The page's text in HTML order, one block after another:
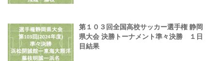
第１０３回全国高校サッカー選手権 静岡
県大会 決勝トーナメント準々決勝 １日
目結果